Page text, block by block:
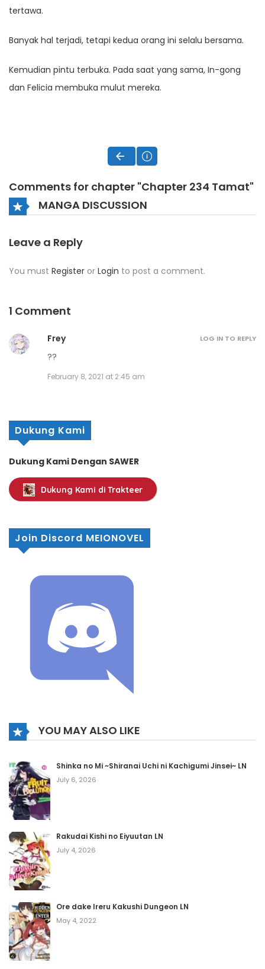
tertawa.
Banyak hal terjadi, tetapi kedua orang ini selalu bersama.
Kemudian pintu terbuka. Pada saat yang sama, In-gong
dan Felicia membuka mulut mereka.
Comments for chapter "Chapter 234 Tamat"
MANGA DISCUSSION
Leave a Reply
You must Register or Login to post a comment.
1 Comment
Frey
??
February 8, 2021 at 2:45 am
LOG IN TO REPLY
Dukung Kami
Dukung Kami Dengan SAWER
Dukung Kami di Trakteer
Join Discord MEIONOVEL
YOU MAY ALSO LIKE
Shinka no Mi ~Shiranai Uchi ni Kachigumi Jinsei~ LN
July 6, 2026
Rakudai Kishi no Eiyuutan LN
July 4, 2026
Ore dake Ireru Kakushi Dungeon LN
May 4, 2022